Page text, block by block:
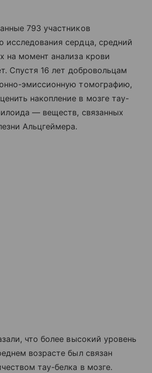
793 участников
исследования сердца, средний
на момент анализа крови
Спустя 16 лет добровольцам
эмиссионную томографию,
накопление в мозге тау-
— веществ, связанных
Альцгеймера.
что более высокий уровень
возрасте был связан
тау-белка в мозге.